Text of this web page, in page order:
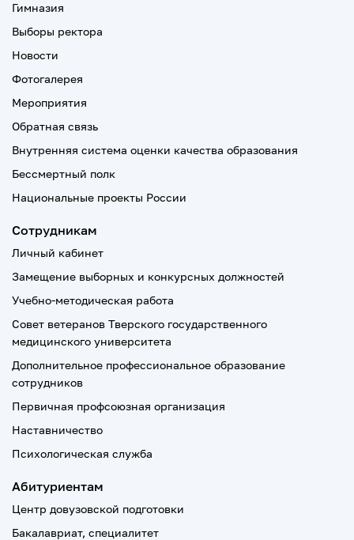
Гимназия
Выборы ректора
Новости
Фотогалерея
Мероприятия
Обратная связь
Внутренняя система оценки качества образования
Бессмертный полк
Национальные проекты России
Сотрудникам
Личный кабинет
Замещение выборных и конкурсных должностей
Учебно-методическая работа
Совет ветеранов Тверского государственного
медицинского университета
Дополнительное профессиональное образование
сотрудников
Первичная профсоюзная организация
Наставничество
Психологическая служба
Абитуриентам
Центр довузовской подготовки
Бакалавриат, специалитет